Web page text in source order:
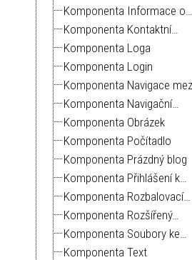
Komponenta Informace o…
Komponenta Kontaktní…
Komponenta Loga
Komponenta Login
Komponenta Navigace
Komponenta Navigační…
Komponenta Obrázek
Komponenta Počítadlo
Komponenta Prázdný blog
Komponenta Přihlášení k…
Komponenta Rozbalovací…
Komponenta Rozšířený…
Komponenta Soubory ke…
Komponenta Text